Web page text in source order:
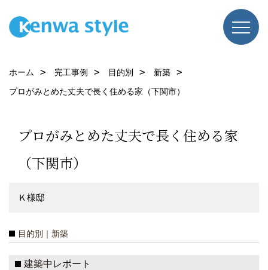
ホーム 完工事例 目的別
新築
プロがみとめた丈夫で長く住める家（下関市）
プロがみとめた丈夫で長く住める家
（下関市）
Ｋ様邸
目的別｜新築
建築中レポート